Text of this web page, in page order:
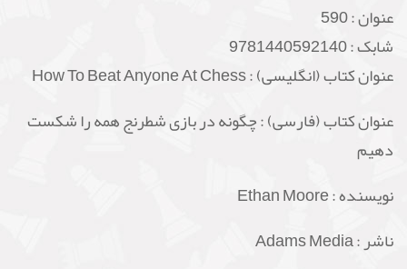
عنوان :590
شابک :9781440592140
عنوان کتاب (انگلیسی) : How To Beat Anyone At Chess
عنوان کتاب (فارسی) : چگونه در بازی شطرنج همه را شکست
دهیم
نویسنده : Ethan Moore
ناشر : Adams Media